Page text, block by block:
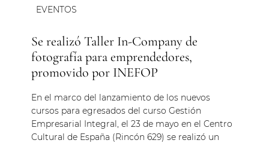
Se realizó Taller In-Company de
fotografía para emprendedores,
promovido por INEFOP
En el marco del lanzamiento de los nuevos
cursos para egresados del curso Gestión
Empresarial Integral, el 23 de mayo en el Centro
Cultural de España (Rincón 629) se realizó un
EVENTOS